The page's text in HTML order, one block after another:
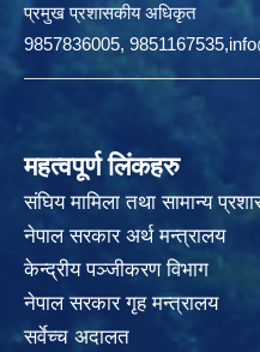
प्रमुख प्रशासकीय अधिकृत
9857836005,
महत्वपूर्ण लिंकहरु
संघिय मामिला तथा सामान्य
नेपाल सरकार अर्थ मन्त्रालय
केन्द्रीय पञ्जीकरण विभाग
नेपाल सरकार गृह मन्त्रालय
सर्वेच्च अदालत